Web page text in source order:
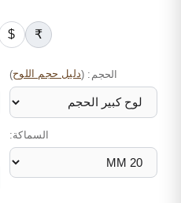
₹
$
الحجم: (دليل حجم اللوح)
السماكة: